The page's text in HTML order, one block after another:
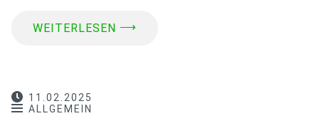
WEITERLESEN ⟶
11.02.2025
ALLGEMEIN